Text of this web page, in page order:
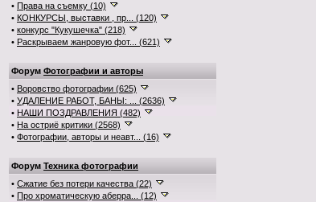
• Права на съемку (10)
• КОНКУРСЫ, выставки , пр... (120)
• конкурс "Кукушечка" (218)
• Раскрываем жанровую фот... (621)
Форум Фотографии и авторы
• Воровство фотографии (625)
• УДАЛЕНИЕ РАБОТ, БАНЫ: ... (2636)
• НАШИ ПОЗДРАВЛЕНИЯ (482)
• На остриё критики (2568)
• Фотографии, авторы и неавт... (16)
Форум Техника фотографии
• Сжатие без потери качества (22)
• Про хроматическую аберра... (12)